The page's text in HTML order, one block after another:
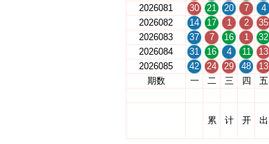
2026081
30 21 20 7 4
2026082
14 17 1 2 35
2026083
37 7 16 1 32
2026084
31 16 4 11 13
2026085
42 24 29 48 13
期数
一 二 三 四 五
累 计 开 出